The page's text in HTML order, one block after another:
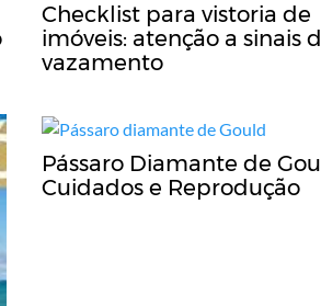
Checklist para vistoria de
imóveis: atenção a sinais
vazamento
Pássaro Diamante de
Cuidados e Reprodução